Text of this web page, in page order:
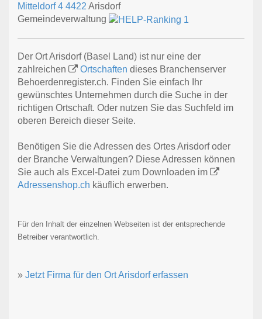
Mitteldorf 4 4422 Arisdorf
Gemeindeverwaltung
Der Ort Arisdorf (Basel Land) ist nur eine der
zahlreichen
Ortschaften dieses Branchenserver
Behoerdenregister.ch. Finden Sie einfach Ihr
gewünschtes Unternehmen durch die Suche in der
richtigen Ortschaft. Oder nutzen Sie das Suchfeld im
oberen Bereich dieser Seite.
Benötigen Sie die Adressen des Ortes Arisdorf oder
der Branche Verwaltungen? Diese Adressen können
Sie auch als Excel-Datei zum Downloaden im
Adressenshop.ch käuflich erwerben.
Für den Inhalt der einzelnen Webseiten ist der entsprechende
Betreiber verantwortlich.
» Jetzt Firma für den Ort Arisdorf erfassen